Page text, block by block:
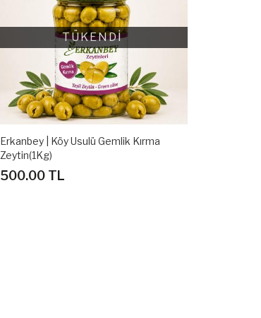
TÜKENDİ
Erkanbey | Köy Usulü Gemlik Kırma
Zeytin(1Kg)
500.00 TL